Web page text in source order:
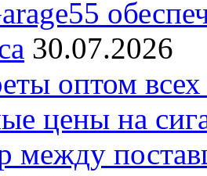
30.07.2026
оптом
цены на
между